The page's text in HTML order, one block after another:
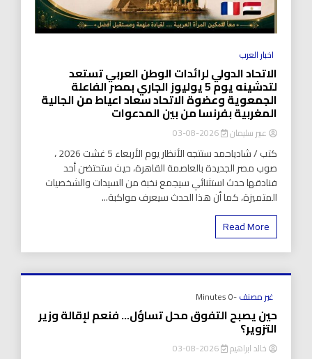
اخبار العرب
الاتحاد الدولي لرائدات الوطن العربي تستعد
لتدشينه يوم 5 يوليوز الجاري بمصر الفاعلة
الجمعوية وعضوة الاتحاد سعاد اعياط من الجالية
المغربية بفرنسا من بين المدعوات
عبير سليمان 2026-08-03
كتب / شادياحمد ستتجه الأنظار يوم الأربعاء 5 غشت 2026 ،
صوب مصر الجديدة بالعاصمة القاهرة، حيث ستحتضن أحد
فنادقها حدث استثنائي سيجمع نخبة من السيدات والشخصيات
المتميزة، كما أن هذا الحدث سيعرف مواكبة...
Read More
غير مصنف-0 Minutes
حين يصبح التفوق محل تساؤل… فنعم لإقالة وزير
التزوير؟
خالد ابراهيم 2026-08-03